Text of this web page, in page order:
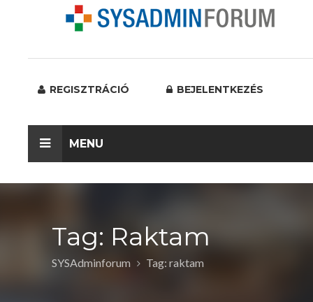
REGISZTRÁCIÓ BEJELENTKEZÉS
MENU
Tag: Raktam
SYSAdminforum Tag: raktam